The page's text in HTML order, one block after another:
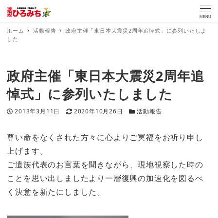
MENU
ホーム 活動報告
政府主催「東日本大震災2周年追悼式」に参列いたしま
した
政府主催「東日本大震災2周年追
悼式」に参列いたしました
投稿日
2013年3月11日 更新日
2020年10月26日 カテゴリー
活動報告
尊い命をなくされた方々に心よりご冥福をお祈り申し
上げます。
ご遺族代表のお言葉を聞きながら、現地視察した時の
ことを思い出しましたより一層復興の加速化を図るべ
く決意を新たにしました。